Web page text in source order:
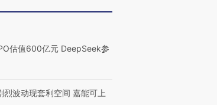
估值600亿元 DeepSeek参
烈波动现套利空间 嘉能可上